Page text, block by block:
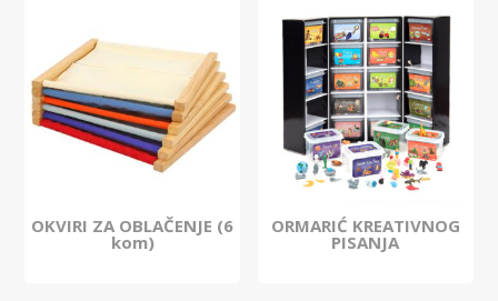
OKVIRI ZA OBLAČENJE (6
kom)
ORMARIĆ KREATIVNOG
PISANJA